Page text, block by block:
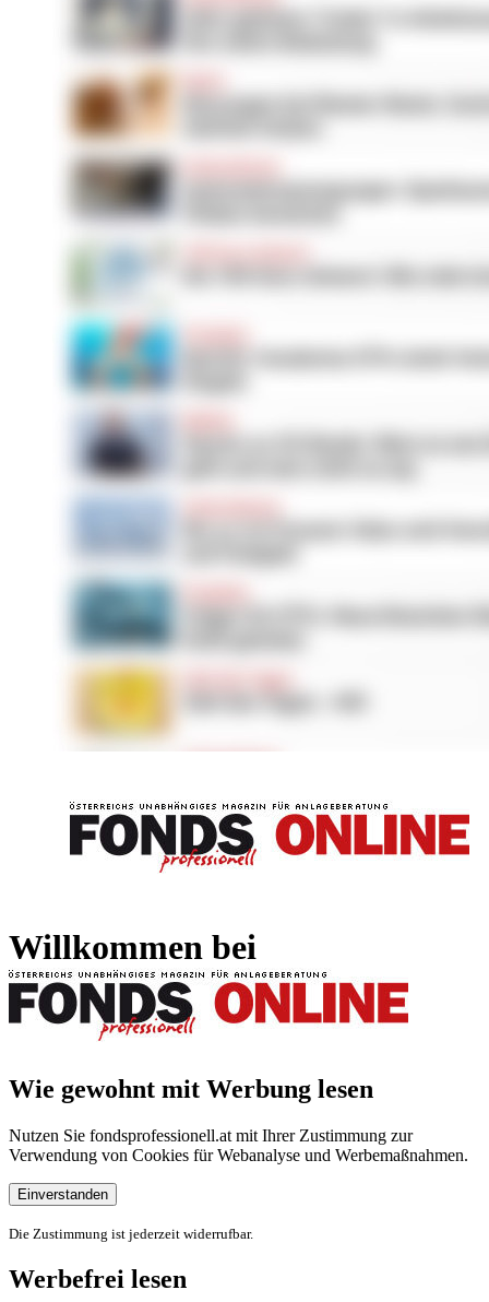
Willkommen bei
Wie gewohnt mit Werbung lesen
Nutzen Sie fondsprofessionell.at mit Ihrer Zustimmung zur
Verwendung von Cookies für Webanalyse und Werbemaßnahmen.
Einverstanden
Die Zustimmung ist jederzeit widerrufbar.
Werbefrei lesen